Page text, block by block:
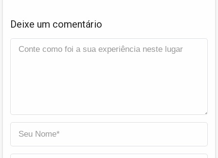
Deixe um comentário